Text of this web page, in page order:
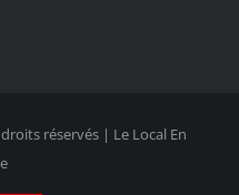
réservés | Le Local En